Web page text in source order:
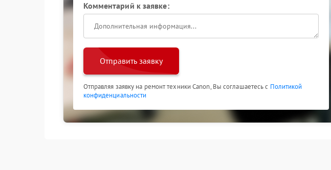
Комментарий к заявке:
Отправить заявку
Отправляя заявку на ремонт техники Canon, Вы соглашаетесь с Политикой
конфиденциальности